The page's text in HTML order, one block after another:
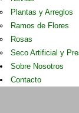
Plantas y Arreglos
Ramos de Flores
Rosas
Seco Artificial y
Sobre Nosotros
Contacto